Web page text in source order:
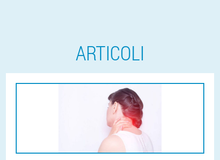
ARTICOLI